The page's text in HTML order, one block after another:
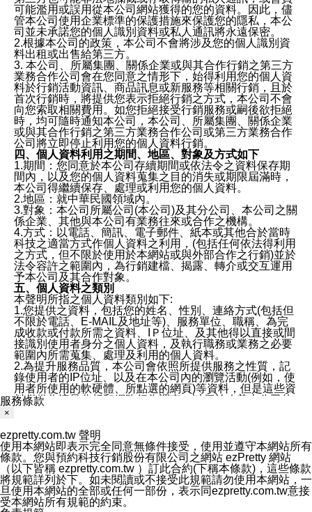
可能濫用或誤用從本公司網站獲得的您的資料。因此，儘
管本公司使用企業標準的保護措施來保護您的隱私，本公
司並未承諾您的個人識別資料或私人通訊將永遠保密。
2.根據本公司的政策，本公司不會將涉及您的個人識別資
料出租或出售給第三方。
3. 本公司、所屬集團、關係企業或與其合作行銷之第三方
業務合作公司會在您同意之情形下，始得利用您的個人資
料於行銷活動資訊、商品訊息或新服務等相關行銷，且於
首次行銷時，將提供您表示拒絕行銷之方式，本公司不會
向您索取相關費用。如您拒絕接受行銷服務或嗣後欲拒絕
時，均可隨時通知本公司，本公司、所屬集團、關係企業
或與其合作行銷之第三方業務合作公司或第三方業務合作
公司將立即停止利用您的個人資料行銷。
四、個人資料利用之期間、地區、對象及方式如下
1.期間：您同意於本公司存續期間或依法令之資料保存期
間內，以及您的個人資料蒐集之目的消失或期限屆滿時，
本公司得繼續保存、處理或利用您的個人資料。
2.地區：就中華民國領域內。
3.對象：本公司所屬公司(本公司)及其分公司、本公司之關
係企業、其他與本公司有業務往來或合作之機構。
4.方式：以電話、簡訊、電子郵件、紙本或其他合於當時
科技之適當方式作個人資料之利用，(包括任何依法得利用
之方式，但不限於使用於本網站或與外部合作之行銷)並於
法令容許之範圍內，為行銷建檔、揭露、轉介或交互運用
予本公司及其合作對象。
五、個人資料之類別
本聲明所指之個人資料類別如下:
1.您提供之資料，包括您的姓名、性別、連絡方式(包括但
不限於電話、E-MAIL及地址等)、服務單位、職稱、為完
成收款或付款所需之資料、IＰ位址、及其他得以直接或間
接識別使用者身分之個人資料，及執行職務或業務之必要
範圍內所需蒐集、處理及利用的個人資料。
2.為提升服務品質，本公司會依照所提供服務之性質，記
錄使用者的IP位址、以及在本公司內的瀏覽活動(例如，使
用者所使用的軟硬體、所點選的網頁)等資料，但是這些資
料僅供作流量分析和網路行為調查，以便於改善本公司的
六、蒐集、處理及利用您的個人資料之目的
1.本公司為提供良好服務、客戶管理與服務、提供預約服
務及其他電子商務服務、履行法定或合約義務、保護當事
人及相關利害關係人之權益、售後服務、經營合於營業登
記項目或組織章程所定之業務及執行職務或業務之必要範
圍內等以及為本公司行銷等目的，依照各該服務之性質，
蒐集、處理及利用您的個人資料。
服務條款
×
ezpretty.com.tw 聲明
使用本網站即表示完全同意無條件接受，使用並遵守本網站所有
條款。您與預約科技行銷股份有限公司之網站 ezPretty 網站
（以下皆稱 ezpretty.com.tw ）訂此合約(下稱本條款)，這些條款
將規範詳列於下。如未閱讀或不接受此規範請勿使用本網站，一
旦使用本網站的全部或任何一部份，表示同ezpretty.com.tw意接
受本網站所有規範的約束。